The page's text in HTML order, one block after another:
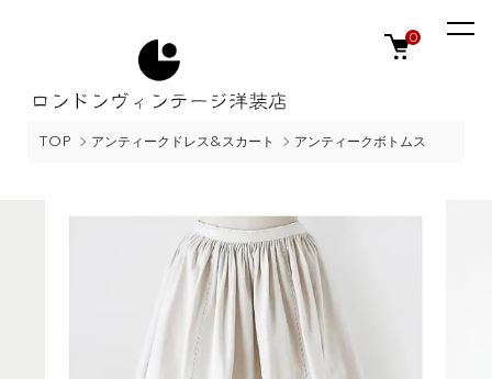
0
TOP アンティークドレス&スカート アンティークボトムス